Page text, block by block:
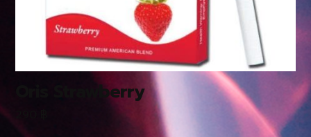
Oris Strawberry